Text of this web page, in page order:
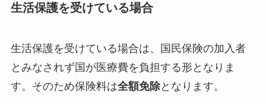
生活保護を受けている場合
生活保護を受けている場合は、国民保険の加入者
とみなされず国が医療費を負担する形となりま
す。そのため保険料は全額免除となります。